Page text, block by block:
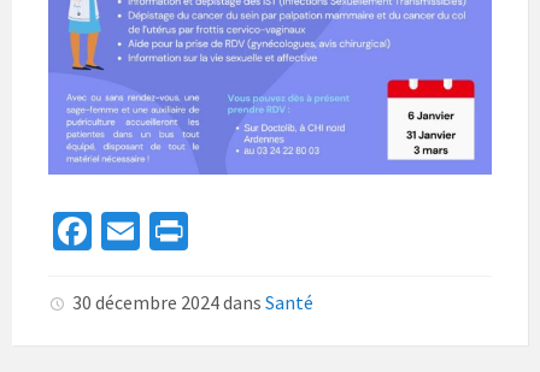
Fa
b
o
E
ai
l
t
30 décembre 2024dans Santé